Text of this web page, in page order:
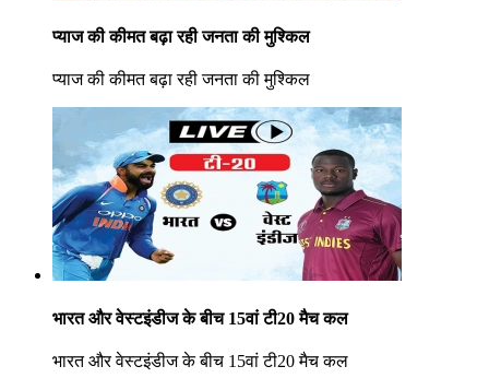
प्याज की कीमत बढ़ा रही जनता की मुश्किल
प्याज की कीमत बढ़ा रही जनता की मुश्किल
भारत और वेस्टइंडीज के बीच 15वां टी20 मैच कल
भारत और वेस्टइंडीज के बीच 15वां टी20 मैच कल